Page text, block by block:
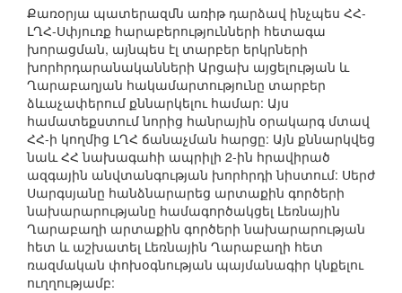
Քառօրյա պատերազմն առիթ դարձավ ինչպես ՀՀ-
ԼՂՀ-Սփյուռք հարաբերությունների հետագա
խորացման, այնպես էլ տարբեր երկրների
խորհրդարանականների Արցախ այցելության և
Ղարաբաղյան հակամարտությունը տարբեր
ձևաչափերում քննարկելու համար: Այս
համատեքստում նորից հանրային օրակարգ մտավ
ՀՀ-ի կողմից ԼՂՀ ճանաչման հարցը: Այն քննարկվեց
նաև ՀՀ նախագահի ապրիլի 2-ին հրավիրած
ազգային անվտանգության խորհրդի նիստում: Սերժ
Սարգսյանը հանձնարարեց արտաքին գործերի
նախարարությանը համագործակցել Լեռնային
Ղարաբաղի արտաքին գործերի նախարարության
հետ և աշխատել Լեռնային Ղարաբաղի հետ
ռազմական փոխօգնության պայմանագիր կնքելու
ուղղությամբ: